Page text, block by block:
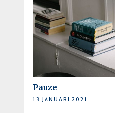
Pauze
13 JANUARI 2021